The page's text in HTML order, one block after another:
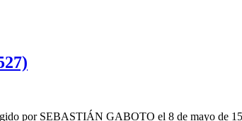
por SEBASTIÁN GABOTO el 8 de mayo de